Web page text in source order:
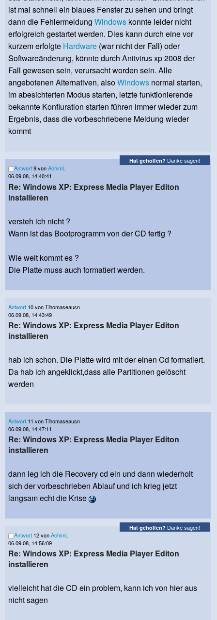
ist mal schnell ein blaues Fenster zu sehen und bringt
dann die Fehlermeldung Windows konnte leider nicht
erfolgreich gestartet werden. Dies kann durch eine vor
kurzem erfolgte Hardware (war nicht der Fall) oder
Softwareänderung, könnte durch Anitvirus xp 2008 der
Fall gewesen sein, verursacht worden sein. Alle
angebotenen Alternativen, alsoWindows normal starten,
im abesichterten Modus starten, letzte funktionierende
bekannte Konfiuration starten führen immer wieder zum
Ergebnis, dass die vorbeschriebene Meldung wieder
kommt
Hat geholfen? Danke sagen!
Antwort9 vonAchimL
06.09.08, 14:40:41
Re: Windows XP: Express Media Player Editon
installieren
versteh ich nicht ?
Wann ist das Bootprogramm von der CD fertig ?
Wie weit kommt es ?
Die Platte muss auch formatiert werden.
Antwort 10 von Tlhomaseausn
06.09.08, 14:43:49
Re: Windows XP: Express Media Player Editon
installieren
hab ich schon. Die Platte wird mit der einen Cd formatiert.
Da hab ich angeklickt,dass alle Partitionen gelöscht
werden
Antwort 11 von Tlhomaseausn
06.09.08, 14:47:11
Re: Windows XP: Express Media Player Editon
installieren
dann leg ich die Recovery cd ein und dann wiederholt
sich der vorbeschrieben Ablauf und ich krieg jetzt
langsam echt die Krise
Hat geholfen? Danke sagen!
Antwort 12 vonAchimL
06.09.08, 14:56:09
Re: Windows XP: Express Media Player Editon
installieren
vielleicht hat die CD ein problem, kann ich von hier aus
nicht sagen